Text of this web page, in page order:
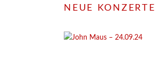
NEUE KONZERTE